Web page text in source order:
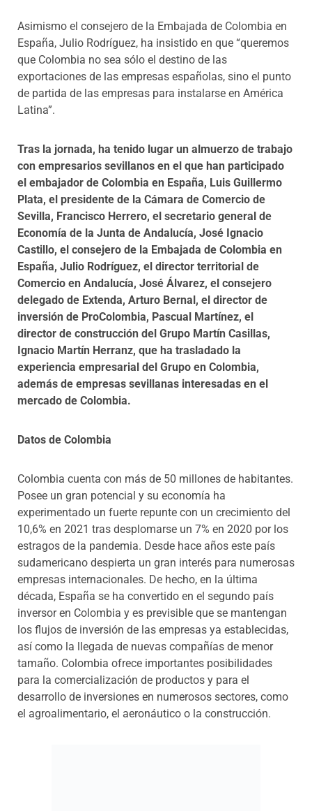
Asimismo el consejero de la Embajada de Colombia en
España, Julio Rodríguez, ha insistido en que “queremos
que Colombia no sea sólo el destino de las
exportaciones de las empresas españolas, sino el punto
de partida de las empresas para instalarse en América
Latina”.
Tras la jornada, ha tenido lugar un almuerzo de trabajo
con empresarios sevillanos en el que han participado
el embajador de Colombia en España, Luis Guillermo
Plata, el presidente de la Cámara de Comercio de
Sevilla, Francisco Herrero, el secretario general de
Economía de la Junta de Andalucía, José Ignacio
Castillo, el consejero de la Embajada de Colombia en
España, Julio Rodríguez, el director territorial de
Comercio en Andalucía, José Álvarez, el consejero
delegado de Extenda, Arturo Bernal, el director de
inversión de ProColombia, Pascual Martínez, el
director de construcción del Grupo Martín Casillas,
Ignacio Martín Herranz, que ha trasladado la
experiencia empresarial del Grupo en Colombia,
además de empresas sevillanas interesadas en el
mercado de Colombia.
Datos de Colombia
Colombia cuenta con más de 50 millones de habitantes.
Posee un gran potencial y su economía ha
experimentado un fuerte repunte con un crecimiento del
10,6% en 2021 tras desplomarse un 7% en 2020 por los
estragos de la pandemia. Desde hace años este país
sudamericano despierta un gran interés para numerosas
empresas internacionales. De hecho, en la última
década, España se ha convertido en el segundo país
inversor en Colombia y es previsible que se mantengan
los flujos de inversión de las empresas ya establecidas,
así como la llegada de nuevas compañías de menor
tamaño. Colombia ofrece importantes posibilidades
para la comercialización de productos y para el
desarrollo de inversiones en numerosos sectores, como
el agroalimentario, el aeronáutico o la construcción.